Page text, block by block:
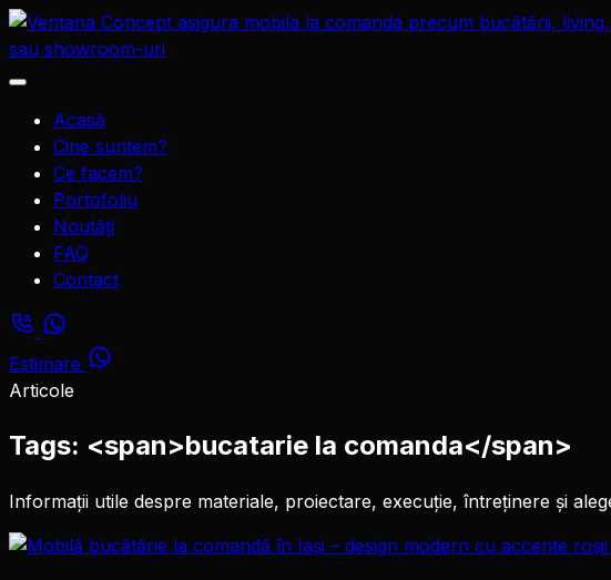
Sari
la
conținut
Deschide
Acasă
Cine suntem?
Ce facem?
Portofoliu
Noutăți
FAQ
Contact
Estimare
Articole
Tags: <span>bucatarie la comanda</span>
Informații utile despre materiale, proiectare, execuție, întreținere și